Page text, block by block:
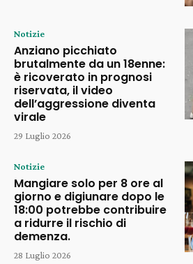
Notizie
Anziano picchiato
brutalmente da un 18enne:
è ricoverato in prognosi
riservata, il video
dell’aggressione diventa
virale
29 Luglio 2026
Notizie
Mangiare solo per 8 ore al
giorno e digiunare dopo le
18:00 potrebbe contribuire
a ridurre il rischio di
demenza.
28 Luglio 2026